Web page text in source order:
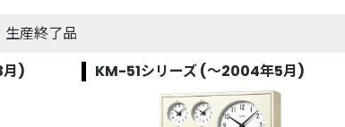
産終了品
月)
KM-51シリーズ (～2004年5月)